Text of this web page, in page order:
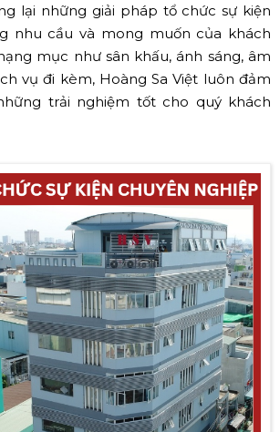
lại những giải pháp tổ chức sự kiện
nhu cầu và mong muốn của khách
mục như sân khấu, ánh sáng, âm
vụ đi kèm, Hoàng Sa Việt luôn đảm
trải nghiệm tốt cho quý khách